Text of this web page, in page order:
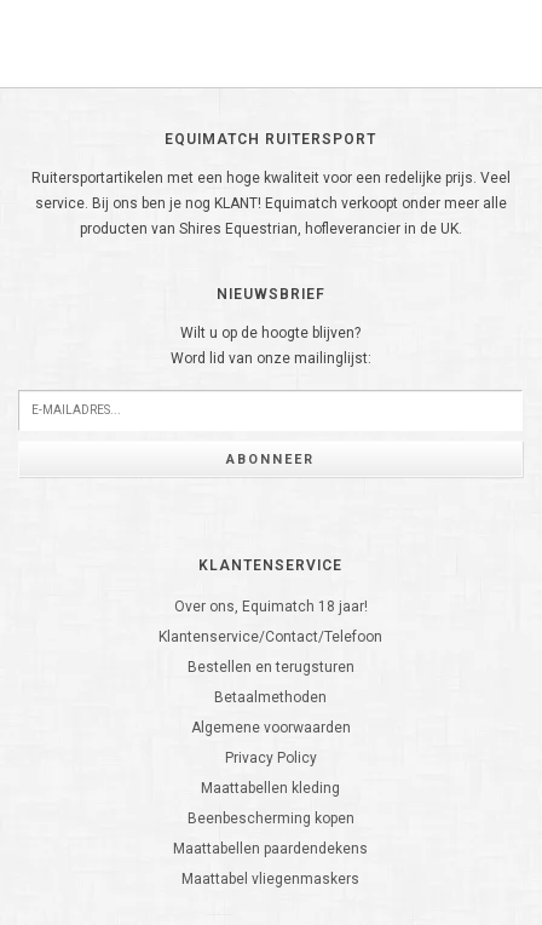
EQUIMATCH RUITERSPORT
Ruitersportartikelen met een hoge kwaliteit voor een redelijke prijs. Veel
service. Bij ons ben je nog KLANT! Equimatch verkoopt onder meer alle
producten van Shires Equestrian, hofleverancier in de UK.
NIEUWSBRIEF
Wilt u op de hoogte blijven?
Word lid van onze mailinglijst:
ABONNEER
KLANTENSERVICE
Over ons, Equimatch 18 jaar!
Klantenservice/Contact/Telefoon
Bestellen en terugsturen
Betaalmethoden
Algemene voorwaarden
Privacy Policy
Maattabellen kleding
Beenbescherming kopen
Maattabellen paardendekens
Maattabel vliegenmaskers